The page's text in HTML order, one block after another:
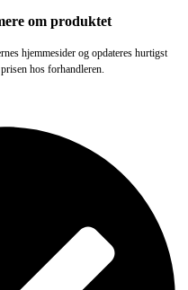
om produktet
hjemmesider og opdateres hurtigst
hos forhandleren.